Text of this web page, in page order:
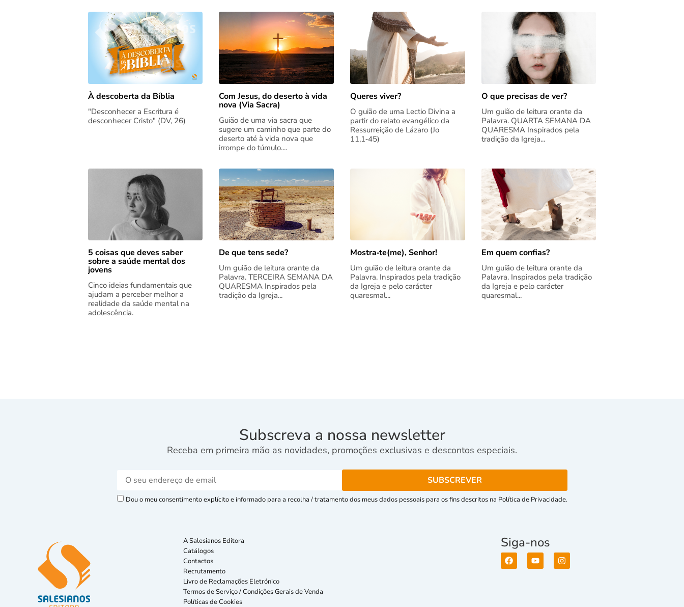
À descoberta da Bíblia
"Desconhecer a Escritura é
desconhecer Cristo" (DV, 26)
Com Jesus, do deserto à vida
nova (Via Sacra)
Guião de uma via sacra que
sugere um caminho que parte do
deserto até à vida nova que
irrompe do túmulo....
Queres viver?
O guião de uma Lectio Divina a
partir do relato evangélico da
Ressurreição de Lázaro (Jo
11,1‑45)
O que precisas de ver?
Um guião de leitura orante da
Palavra. QUARTA SEMANA DA
QUARESMA Inspirados pela
tradição da Igreja...
5 coisas que deves saber
sobre a saúde mental dos
jovens
Cinco ideias fundamentais que
ajudam a perceber melhor a
realidade da saúde mental na
adolescência.
De que tens sede?
Um guião de leitura orante da
Palavra. TERCEIRA SEMANA DA
QUARESMA Inspirados pela
tradição da Igreja...
Mostra‑te(me), Senhor!
Um guião de leitura orante da
Palavra. Inspirados pela tradição
da Igreja e pelo carácter
quaresmal...
Em quem confias?
Um guião de leitura orante da
Palavra. Inspirados pela tradição
da Igreja e pelo carácter
quaresmal...
Subscreva a nossa newsletter
Receba em primeira mão as novidades, promoções exclusivas e descontos especiais.
Dou o meu consentimento explícito e informado para a recolha / tratamento dos meus dados pessoais para os fins descritos na Política de Privacidade.
A Salesianos Editora
Catálogos
Contactos
Recrutamento
Livro de Reclamações Eletrónico
Termos de Serviço / Condições Gerais de Venda
Políticas de Cookies
Siga-nos